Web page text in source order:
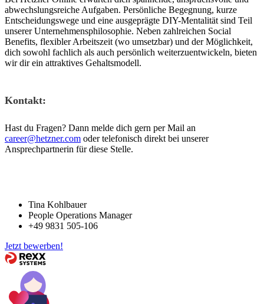
abwechslungsreiche Aufgaben. Persönliche Begegnung, kurze
Entscheidungswege und eine ausgeprägte DIY-Mentalität sind Teil
unserer Unternehmensphilosophie. Neben zahlreichen Social
Benefits, flexibler Arbeitszeit (wo umsetzbar) und der Möglichkeit,
dich sowohl fachlich als auch persönlich weiterzuentwickeln, bieten
wir dir ein attraktives Gehaltsmodell.
Kontakt:
Hast du Fragen? Dann melde dich gern per Mail an
career@hetzner.com oder telefonisch direkt bei unserer
Ansprechpartnerin für diese Stelle.
Tina Kohlbauer
People Operations Manager
+49 9831 505-106
Jetzt bewerben!